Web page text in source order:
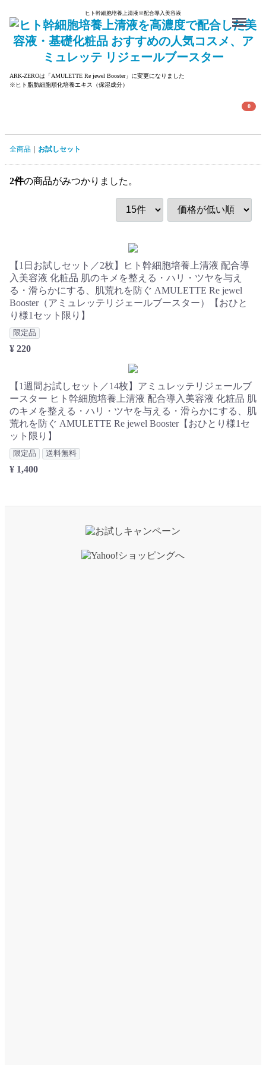
ヒト幹細胞培養上清液※配合導入美容液
ARK-ZEROは「AMULETTE Re jewel Booster」に変更になりました
※ヒト脂肪細胞順化培養エキス（保湿成分）
0
Menu
全商品 お試しセット
2件の商品がみつかりました。
【1日お試しセット／2枚】ヒト幹細胞培養上清液 配合導
入美容液 化粧品 肌のキメを整える・ハリ・ツヤを与え
る・滑らかにする、肌荒れを防ぐ AMULETTE Re jewel
Booster（アミュレッテリジェールブースター）【おひと
り様1セット限り】
限定品
¥ 220
【1週間お試しセット／14枚】アミュレッテリジェールブ
ースター ヒト幹細胞培養上清液 配合導入美容液 化粧品 肌
のキメを整える・ハリ・ツヤを与える・滑らかにする、肌
荒れを防ぐ AMULETTE Re jewel Booster【おひとり様1セ
ット限り】
限定品 送料無料
¥ 1,400